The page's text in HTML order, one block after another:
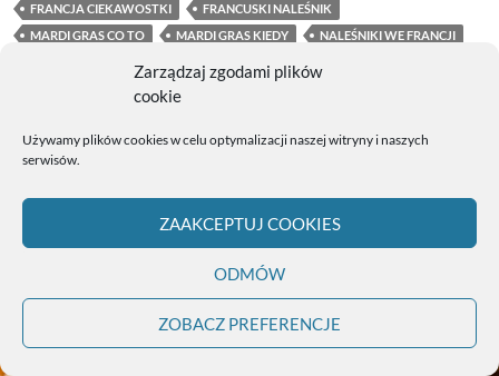
FRANCJA CIEKAWOSTKI
FRANCUSKI NALEŚNIK
MARDI GRAS CO TO
MARDI GRAS KIEDY
NALEŚNIKI WE FRANCJI
TŁUSTY CZWARTEK WE FRANCJI
Zarządzaj zgodami plików
cookie
Używamy plików cookies w celu optymalizacji naszej witryny i naszych
serwisów.
ZAAKCEPTUJ COOKIES
ODMÓW
ZOBACZ PREFERENCJE